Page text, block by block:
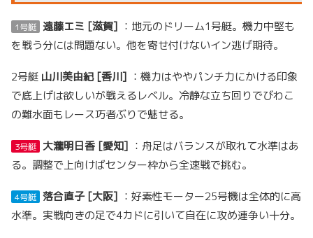
1号艇 遠藤エミ [滋賀] ：地元のドリーム1号艇。機力中堅も
を戦う分には問題ない。他を寄せ付けないイン逃げ期待。
2号艇 山川美由紀 [香川] ：機力はややパンチ力にかける印象
で底上げは欲しいが戦えるレベル。冷静な立ち回りでびわこ
の難水面もレース巧者ぶりで魅せる。
3号艇 大瀧明日香 [愛知] ：舟足はバランスが取れて水準はあ
る。調整で上向けばセンター枠から全速戦で挑む。
4号艇 落合直子 [大阪] ：好素性モーター25号機は全体的に高
水準。実戦向きの足で4カドに引いて自在に攻め連争い十分。